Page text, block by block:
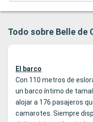
Todo sobre Belle de
El barco
Con 110 metros de
un barco íntimo de
alojar a 176 pasajeros
camarotes. Siempre